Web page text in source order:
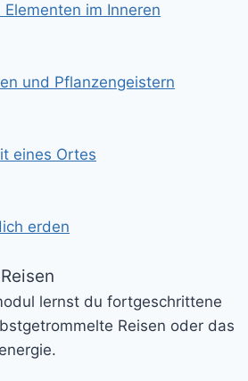
im Inneren
und Pflanzengeistern
eines Ortes
erden
lernst du fortgeschrittene
Reisen oder das